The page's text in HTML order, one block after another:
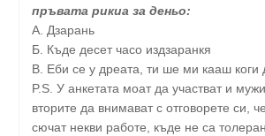
пръвата рикиа за деньо:
А. Дзарань
Б. Къде десет часо издзаранкя
В. Еби се у дреата, ти ше ми кааш коги
P.S. У анкетата моат да участват и
вторите да внимават с отговорете си,
сючат некви работе, къде не са